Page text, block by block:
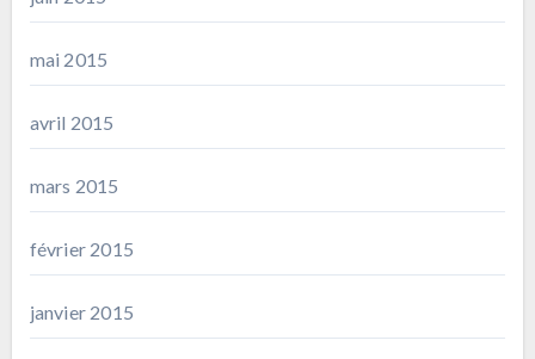
mai 2015
avril 2015
mars 2015
février 2015
janvier 2015